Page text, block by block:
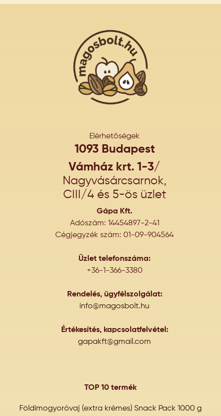
Elérhetőségek
1093 Budapest
Vámház krt. 1-3/
Nagyvásárcsarnok,
CIII/4 és 5-ös üzlet
Gápa Kft.
Adószám: 14454897-2-41
Cégjegyzék szám: 01-09-904564
Üzlet telefonszáma:
+36-1-366-3380
Rendelés, ügyfélszolgálat:
info@magosbolt.hu
Értékesítés, kapcsolatfelvétel:
gapakft@gmail.com
TOP 10 termék
Földimogyoróvaj (extra krémes) Snack Pack 1000 g